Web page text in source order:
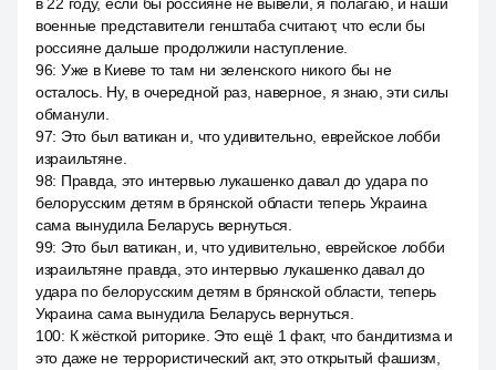
военные представители генштаба считают, что если бы
россияне дальше продолжили наступление.
96: Уже в Киеве то там ни зеленского никого бы не
осталось. Ну, в очередной раз, наверное, я знаю, эти силы
обманули.
97: Это был ватикан и, что удивительно, еврейское лобби
израильтяне.
98: Правда, это интервью лукашенко давал до удара по
белорусским детям в брянской области теперь Украина
сама вынудила Беларусь вернуться.
99: Это был ватикан, и, что удивительно, еврейское лобби
израильтяне правда, это интервью лукашенко давал до
удара по белорусским детям в брянской области, теперь
Украина сама вынудила Беларусь вернуться.
100: К жёсткой риторике. Это ещё 1 факт, что бандитизма и
это даже не террористический акт, это открытый фашизм,